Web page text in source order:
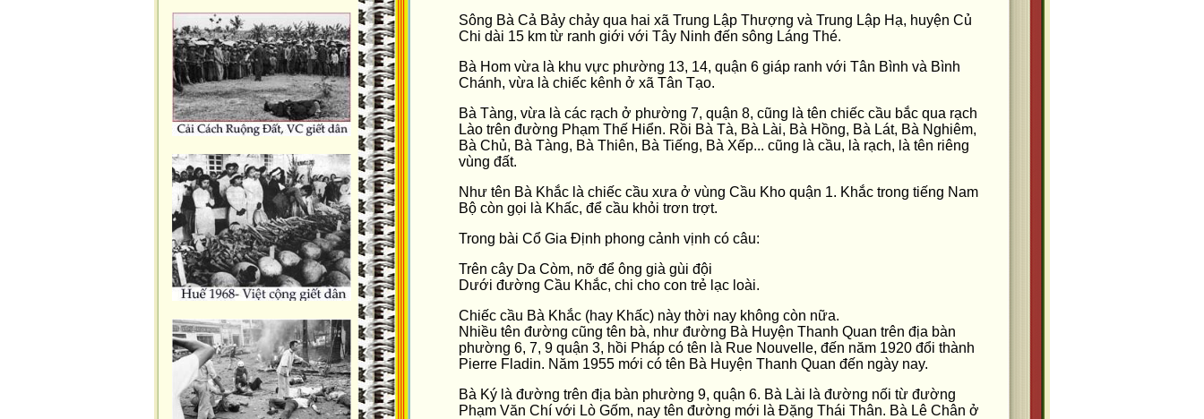
Sông Bà Cả Bảy chảy qua hai xã Trung Lập Thượng và Trung Lập Hạ, huyện Củ
Chi dài 15 km từ ranh giới với Tây Ninh đến sông Láng Thé.
Bà Hom vừa là khu vực phường 13, 14, quận 6 giáp ranh với Tân Bình và Bình
Chánh, vừa là chiếc kênh ở xã Tân Tạo.
Bà Tàng, vừa là các rạch ở phường 7, quận 8, cũng là tên chiếc cầu bắc qua rạch
Lào trên đường Phạm Thế Hiển. Rồi Bà Tà, Bà Lài, Bà Hồng, Bà Lát, Bà Nghiêm,
Bà Chủ, Bà Tàng, Bà Thiên, Bà Tiếng, Bà Xếp... cũng là cầu, là rạch, là tên riêng
vùng đất.
Như tên Bà Khắc là chiếc cầu xưa ở vùng Cầu Kho quận 1. Khắc trong tiếng Nam
Bộ còn gọi là Khấc, để cầu khỏi trơn trợt.
Trong bài Cổ Gia Định phong cảnh vịnh có câu:
Trên cây Da Còm, nỡ để ông già gùi đội
Dưới đường Cầu Khắc, chi cho con trẻ lạc loài.
Chiếc cầu Bà Khắc (hay Khấc) này thời nay không còn nữa.
Nhiều tên đường cũng tên bà, như đường Bà Huyện Thanh Quan trên địa bàn
phường 6, 7, 9 quận 3, hồi Pháp có tên là Rue Nouvelle, đến năm 1920 đổi thành
Pierre Fladin. Năm 1955 mới có tên Bà Huyện Thanh Quan đến ngày nay.
Bà Ký là đường trên địa bàn phường 9, quận 6. Bà Lài là đường nối từ đường
Phạm Văn Chí với Lò Gốm, nay tên đường mới là Đặng Thái Thân. Bà Lê Chân ở